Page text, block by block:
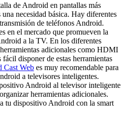
de Android en pantallas más
necesidad básica. Hay diferentes
de teléfonos Android.
en el mercado que promueven la
a la TV. En los diferentes
adicionales como HDMI
disponer de estas herramientas
Cast Web es muy recomendable para
a televisores inteligentes.
Android al televisor inteligente
herramientas adicionales.
tu dispositivo Android con la smart